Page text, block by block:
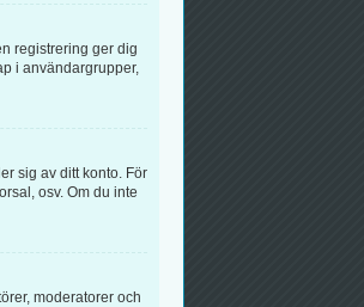
registrering ger dig
i användargrupper,
sig av ditt konto. För
osv. Om du inte
moderatorer och